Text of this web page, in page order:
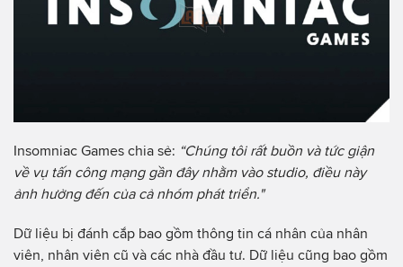
Insomniac Games chia sẻ: “Chúng tôi rất buồn và tức giận
về vụ tấn công mạng gần đây nhằm vào studio, điều này
ảnh hưởng đến của cả nhóm phát triển."
Dữ liệu bị đánh cắp bao gồm thông tin cá nhân của nhân
viên, nhân viên cũ và các nhà đầu tư. Dữ liệu cũng bao gồm